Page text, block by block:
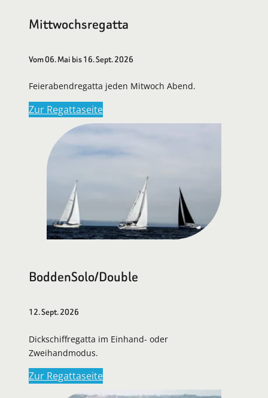
Mittwochsregatta
Vom 06. Mai bis 16. Sept. 2026
Feierabendregatta jeden Mitwoch Abend.
Zur Regattaseite
BoddenSolo/Double
12. Sept. 2026
Dickschiffregatta im Einhand- oder
Zweihandmodus.
Zur Regattaseite